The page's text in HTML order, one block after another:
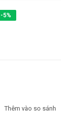
-5%
Thêm vào so sánh